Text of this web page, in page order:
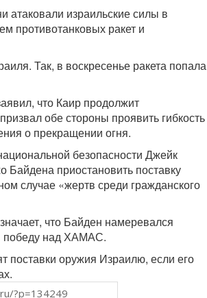
атаковали израильские силы в
противотанковых ракет и
Так, в воскресенье ракета попала
что Каир продолжит
обе стороны проявить гибкость
о прекращении огня.
безопасности Джейк
приостановить поставку
случае «жертв среди гражданского
что Байден намеревался
победу над ХАМАС.
поставки оружия Израилю, если его